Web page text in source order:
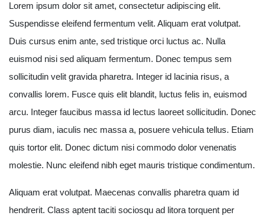
Lorem ipsum dolor sit amet, consectetur adipiscing elit.
Suspendisse eleifend fermentum velit. Aliquam erat volutpat.
Duis cursus enim ante, sed tristique orci luctus ac. Nulla
euismod nisi sed aliquam fermentum. Donec tempus sem
sollicitudin velit gravida pharetra. Integer id lacinia risus, a
convallis lorem. Fusce quis elit blandit, luctus felis in, euismod
arcu. Integer faucibus massa id lectus laoreet sollicitudin. Donec
purus diam, iaculis nec massa a, posuere vehicula tellus. Etiam
quis tortor elit. Donec dictum nisi commodo dolor venenatis
molestie. Nunc eleifend nibh eget mauris tristique condimentum.
Aliquam erat volutpat. Maecenas convallis pharetra quam id
hendrerit. Class aptent taciti sociosqu ad litora torquent per